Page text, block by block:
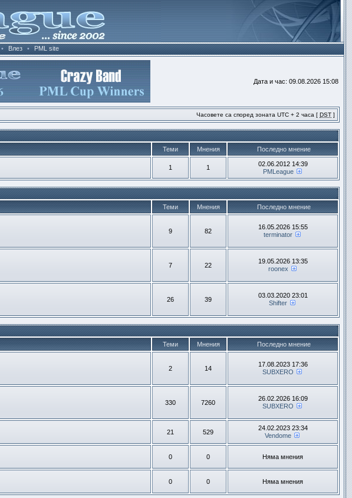
• Влез • PML site
Дата и час: 09.08.2026 15:08
Часовете са според зоната UTC + 2 часа [ DST ]
Теми Мнения Последно мнение
1 1
02.06.2012 14:39
PMLeague
Теми Мнения Последно мнение
9 82
16.05.2026 15:55
terminator
7 22
19.05.2026 13:35
roonex
26 39
03.03.2020 23:01
Shifter
Теми Мнения Последно мнение
2 14
17.08.2023 17:36
SUBXERO
330 7260
26.02.2026 16:09
SUBXERO
21 529
24.02.2023 23:34
Vendome
0 0 Няма мнения
0 0 Няма мнения